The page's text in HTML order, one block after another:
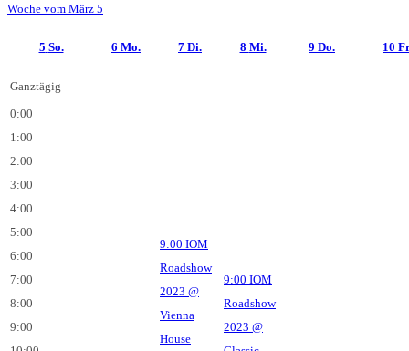
Woche vom März 5
5 So. 6 Mo. 7 Di. 8 Mi. 9 Do. 10
Ganztägig
0:00
1:00
2:00
3:00
4:00
5:00
6:00
7:00
8:00
9:00
9:00 IOM
Roadshow
2023 @
Vienna
House
9:00 IOM
Roadshow
2023 @